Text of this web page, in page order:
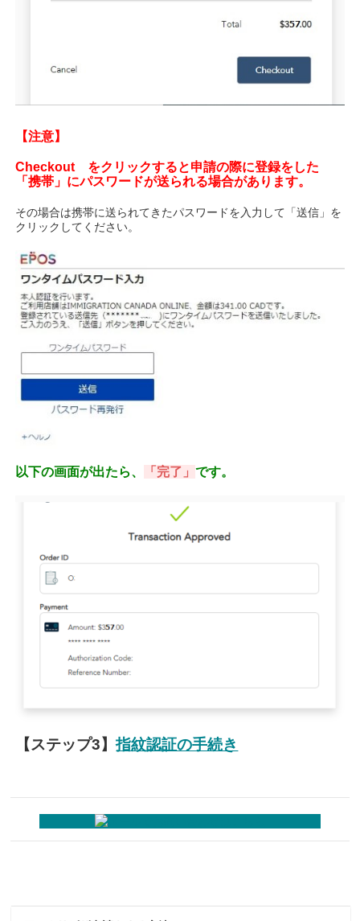
【注意】
Checkout をクリックすると申請の際に登録をした
「携帯」にパスワードが送られる場合があります。
その場合は携帯に送られてきたパスワードを入力して「送信」を
クリックしてください。
以下の画面が出たら、 「完了」です。
【ステップ3】指紋認証の手続き